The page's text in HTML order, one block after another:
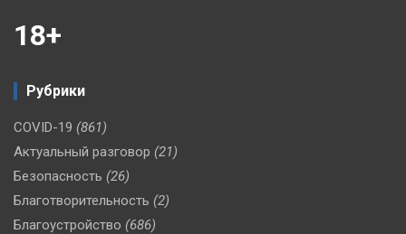
18+
Рубрики
COVID-19 (861)
Актуальный разговор (21)
Безопасность (26)
Благотворительность (2)
Благоустройство (686)